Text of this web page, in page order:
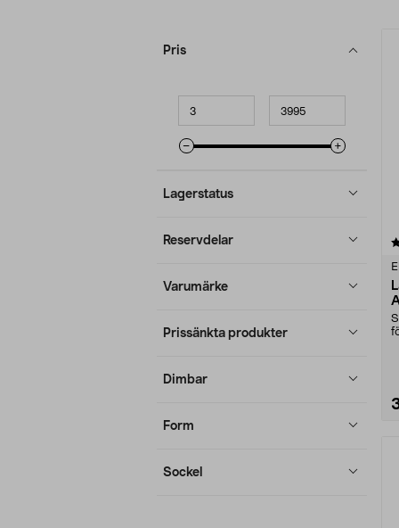
Förfina
Pris
Lagerstatus
Reservdelar
Varumärke
Prissänkta produkter
Dimbar
Form
Sockel
4.5 av 5 stjärnor